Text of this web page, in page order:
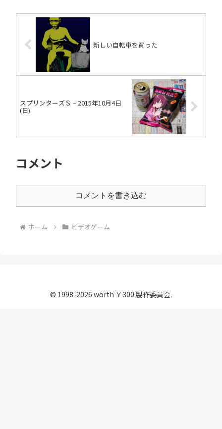
新しい自転車を買った
スプリンターズＳ – 2015年10月4日
(日)
コメント
コメントを書き込む
ホーム ビデオゲーム
© 1998-2026 worth ￥300 製作委員会.